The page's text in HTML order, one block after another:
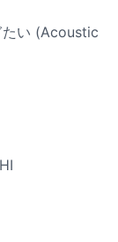
たい (Acoustic